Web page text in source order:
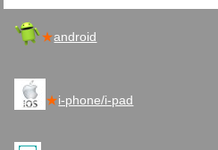
★android
★i-phone/i-pad